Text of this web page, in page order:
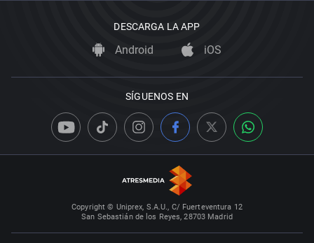
DESCARGA LA APP
Android iOS
SÍGUENOS EN
Copyright © Uniprex, S.A.U., C/ Fuerteventura 12
San Sebastián de los Reyes, 28703 Madrid